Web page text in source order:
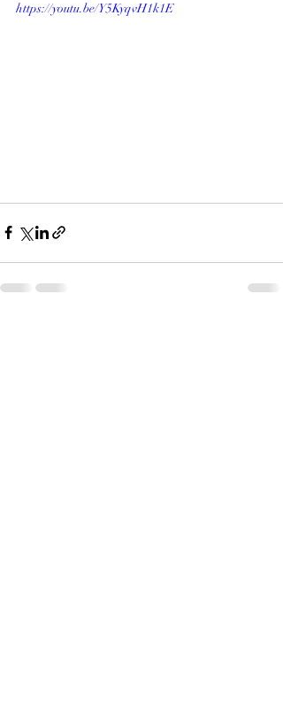
https://youtu.be/Y5KyqvH1k1E